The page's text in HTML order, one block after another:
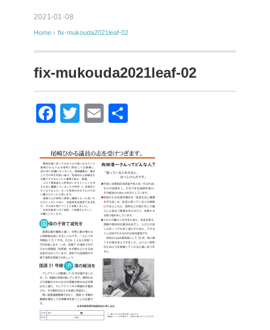
2021-01-08
Home › fix-mukouda2021leaf-02
fix-mukouda2021leaf-02
F
c
e
b
o
o
k
T
tt
er
E
ail